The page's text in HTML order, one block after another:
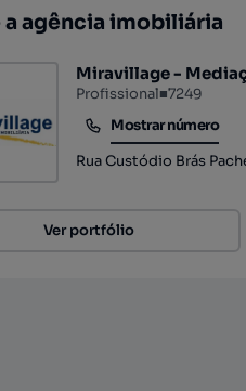
a agência imobiliária
Miravillage -
Profissional■7249
Mostrar número
Mostrar número
Rua Custódio Brás
Ver portfólio